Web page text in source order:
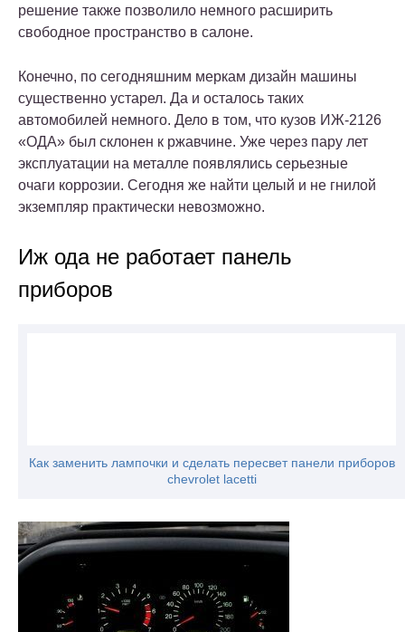
решение также позволило немного расширить
свободное пространство в салоне.
Конечно, по сегодняшним меркам дизайн машины
существенно устарел. Да и осталось таких
автомобилей немного. Дело в том, что кузов ИЖ-2126
«ОДА» был склонен к ржавчине. Уже через пару лет
эксплуатации на металле появлялись серьезные
очаги коррозии. Сегодня же найти целый и не гнилой
экземпляр практически невозможно.
Иж ода не работает панель
приборов
Как заменить лампочки и сделать пересвет панели приборов
chevrolet lacetti